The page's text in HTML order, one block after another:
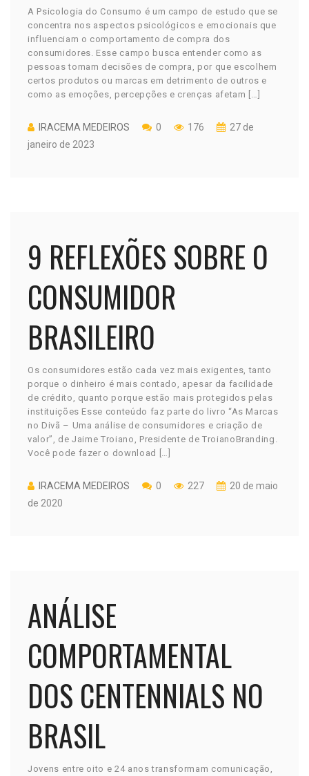
A Psicologia do Consumo é um campo de estudo que se
concentra nos aspectos psicológicos e emocionais que
influenciam o comportamento de compra dos
consumidores. Esse campo busca entender como as
pessoas tomam decisões de compra, por que escolhem
certos produtos ou marcas em detrimento de outros e
como as emoções, percepções e crenças afetam […]
IRACEMA MEDEIROS 0 176
27 de
janeiro de 2023
9 REFLEXÕES SOBRE O
CONSUMIDOR
BRASILEIRO
Os consumidores estão cada vez mais exigentes, tanto
porque o dinheiro é mais contado, apesar da facilidade
de crédito, quanto porque estão mais protegidos pelas
instituições Esse conteúdo faz parte do livro “As Marcas
no Divã – Uma análise de consumidores e criação de
valor”, de Jaime Troiano, Presidente de TroianoBranding.
Você pode fazer o download […]
IRACEMA MEDEIROS 0 227
20 de maio
de 2020
ANÁLISE
COMPORTAMENTAL
DOS CENTENNIALS NO
BRASIL
Jovens entre oito e 24 anos transformam comunicação,